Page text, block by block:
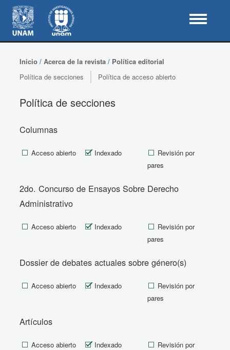
Inicio/ Acerca de la revista/ Política editorial
Política de secciones
Política de acceso abierto
Política de secciones
Columnas
Acceso abierto Indexado
Revisión por
pares
2do. Concurso de Ensayos Sobre Derecho
Administrativo
Acceso abierto Indexado
Revisión por
pares
Dossier de debates actuales sobre género(s)
Acceso abierto Indexado
Revisión por
pares
Artículos
Acceso abierto Indexado
Revisión por